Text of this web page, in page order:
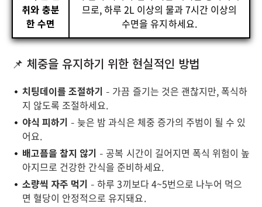
취와 충분
한 수면
므로, 하루 2L 이상의 물과 7시간 이상의
수면을 유지하세요.
📌 체중을 유지하기 위한 현실적인 방법
치팅데이를 조절하기 – 가끔 즐기는 것은 괜찮지만, 폭식하
지 않도록 조절하세요.
야식 피하기 – 늦은 밤 과식은 체중 증가의 주범이 될 수 있
어요.
배고픔을 참지 않기 – 공복 시간이 길어지면 폭식 위험이 높
아지므로 건강한 간식을 준비하세요.
소량씩 자주 먹기 – 하루 3끼보다 4~5번으로 나누어 먹으
면 혈당이 안정적으로 유지돼요.